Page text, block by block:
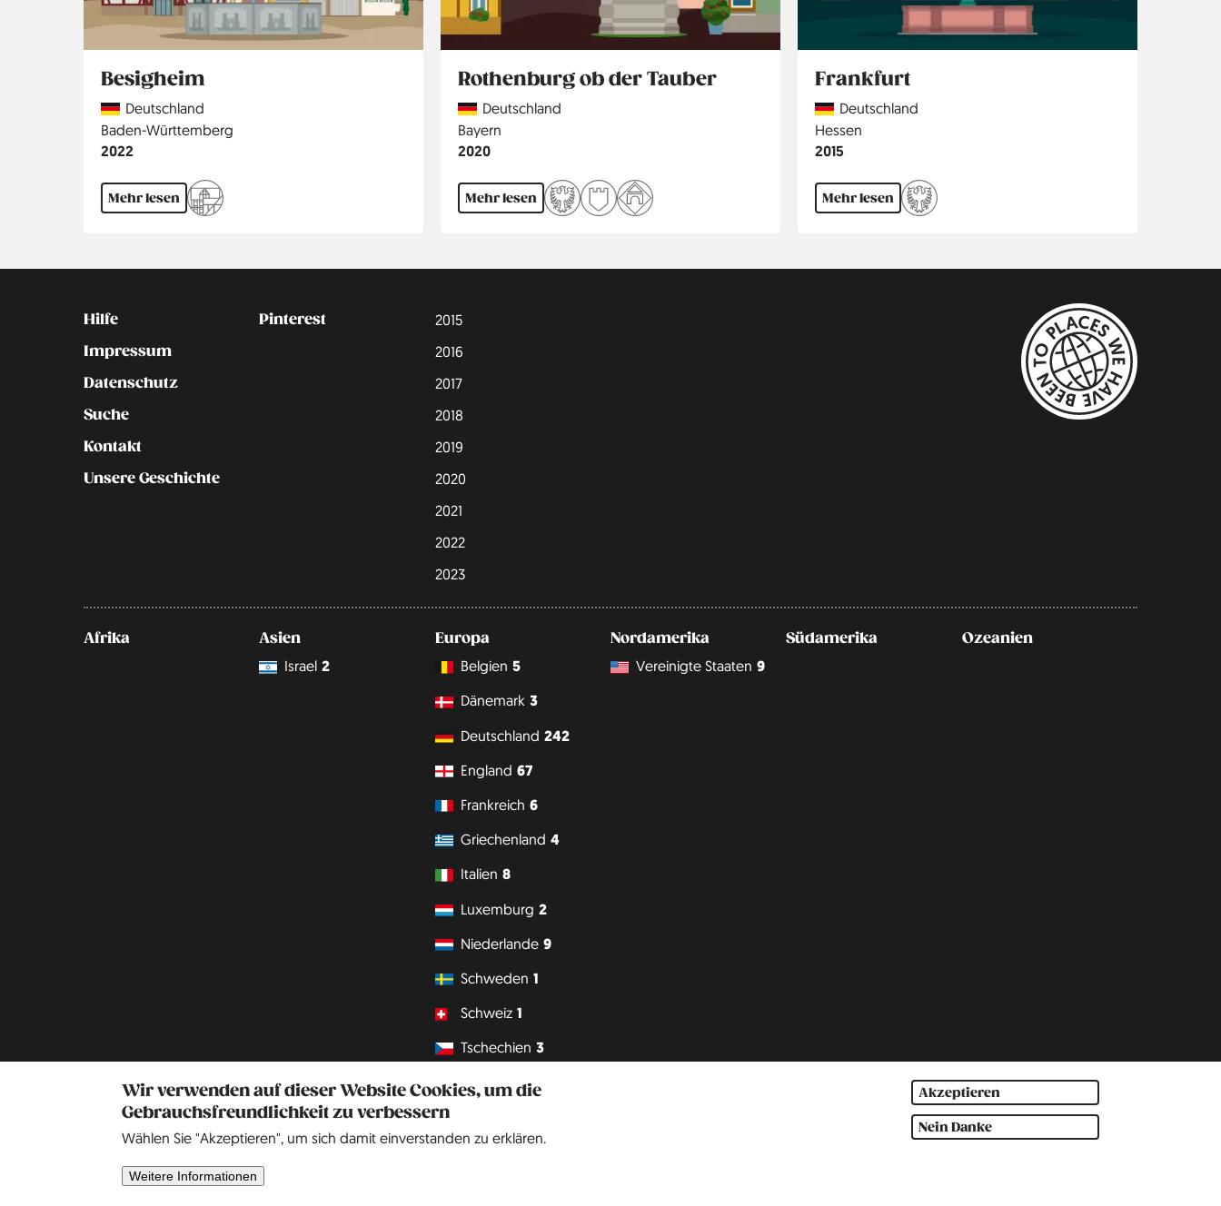
Wir verwenden auf dieser Website Cookies, um die
Gebrauchsfreundlichkeit zu verbessern
Wählen Sie "Akzeptieren", um sich damit einverstanden zu erklären.
Weitere Informationen
Akzeptieren
Nein Danke
Besigheim
CountryDeutschland
Region
Baden-Württemberg
Jahr
2022
Mehr lesen
Rothenburg ob der Tauber
CountryDeutschland
Region
Bayern
Jahr
2020
Mehr lesen
Frankfurt
CountryDeutschland
Region
Hessen
Jahr
2015
Mehr lesen
Kontakt
Hilfe
Impressum
Datenschutz
Suche
Kontakt
Unsere Geschichte
Social
Pinterest
2015
2016
2017
2018
2019
2020
2021
2022
2023
Afrika
Asien
Israel 2
Europa
Belgien 5
Dänemark 3
Deutschland 242
England 67
Frankreich 6
Griechenland 4
Italien 8
Luxemburg 2
Niederlande 9
Schweden 1
Schweiz 1
Tschechien 3
Vatikanstadt
Nordamerika
Vereinigte Staaten 9
Südamerika Ozeanien
Website